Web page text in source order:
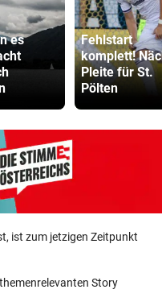
es
Fehlstart
komplett!
Pleite für St.
Pölten
ist zum jetzigen Zeitpunkt
Story